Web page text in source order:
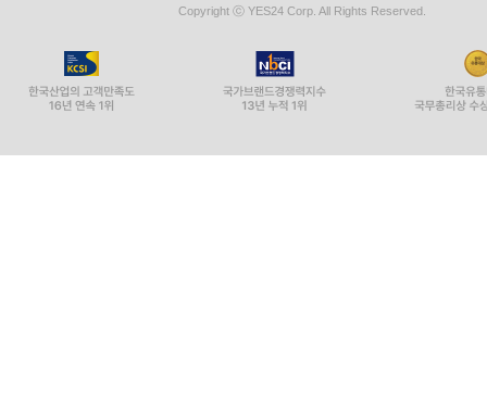
Copyright ⓒ YES24 Corp. All Rights Reserved.